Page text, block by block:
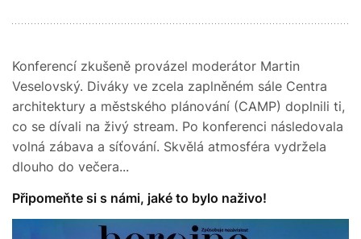
Konferencí zkušeně provázel moderátor Martin
Veselovský. Diváky ve zcela zaplněném sále Centra
architektury a městského plánování (CAMP) doplnili ti,
co se dívali na živý stream. Po konferenci následovala
volná zábava a síťování. Skvělá atmosféra vydržela
dlouho do večera...
Připomeňte si s námi, jaké to bylo naživo!